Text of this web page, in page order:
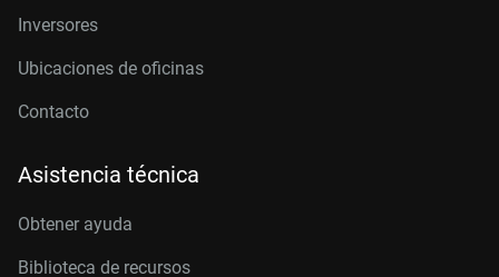
Inversores
Ubicaciones de oficinas
Contacto
Asistencia técnica
Obtener ayuda
Biblioteca de recursos